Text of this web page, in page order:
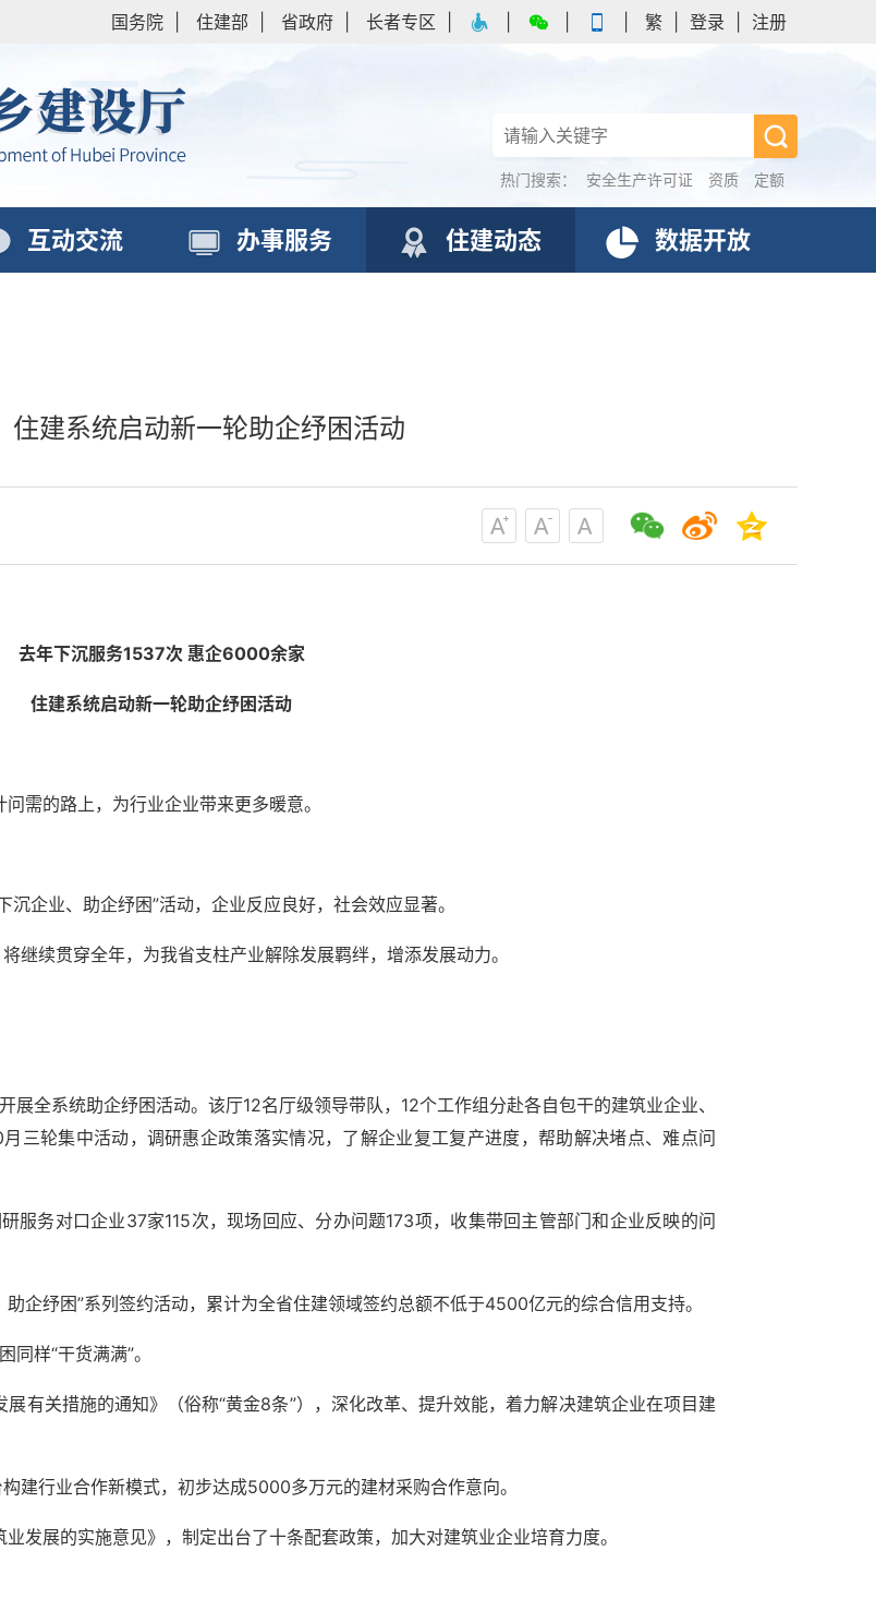
国务院 住建部 省政府 长者专区 繁 登录 注册
热门搜索： 安全生产许可证 资质 定额
互动交流 办事服务 住建动态 数据开放
住建系统启动新一轮助企纾困活动
去年下沉服务1537次 惠企6000余家
住建系统启动新一轮助企纾困活动
需的路上，为行业企业带来更多暖意。
企业、助企纾困”活动，企业反应良好，社会效应显著。
继续贯穿全年，为我省支柱产业解除发展羁绊，增添发展动力。
全系统助企纾困活动。该厅12名厅级领导带队，12个工作组分赴各自包干的建筑业企业、
三轮集中活动，调研惠企政策落实情况，了解企业复工复产进度，帮助解决堵点、难点问
服务对口企业37家115次，现场回应、分办问题173项，收集带回主管部门和企业反映的问
企纾困”系列签约活动，累计为全省住建领域签约总额不低于4500亿元的综合信用支持。
样“干货满满”。
有关措施的通知》（俗称“黄金8条”），深化改革、提升效能，着力解决建筑企业在项目建
建行业合作新模式，初步达成5000多万元的建材采购合作意向。
发展的实施意见》，制定出台了十条配套政策，加大对建筑业企业培育力度。